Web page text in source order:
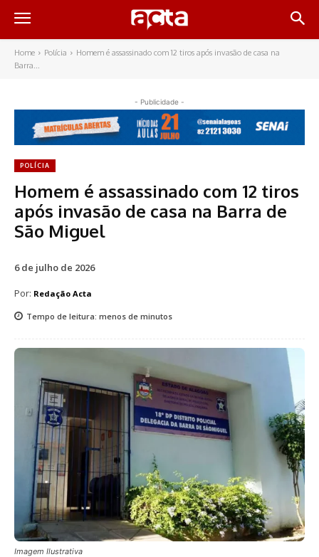
Home Polícia
Homem é assassinado com 12 tiros após invasão de casa na
Barra...
- Publicidade -
POLÍCIA
Homem é assassinado com 12 tiros
após invasão de casa na Barra de
São Miguel
6 de julho de 2026
Por: Redação Acta
Tempo de leitura: menos de minutos
Imagem Ilustrativa